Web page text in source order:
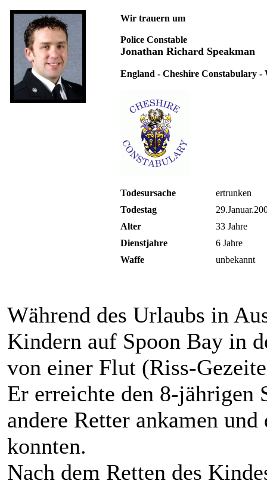
Wir trauern um
Police Constable
Jonathan Richard Speakman
England - Cheshire Constabulary
Todesursache
ertrunken
Todestag
Alter
33 Jahre
Dienstjahre
6 Jahre
Waffe
unbekannt
Während des Urlaubs in
Kindern auf Spoon Bay in
von einer Flut (Riss-
Er erreichte den 8-jährigen
andere Retter ankamen
konnten.
Nach dem Retten des